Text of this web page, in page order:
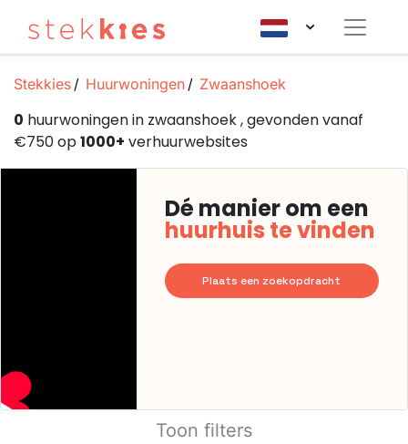
Stekkies Huurwoningen Zwaanshoek
0 huurwoningen in zwaanshoek , gevonden vanaf
€750 op1000+ verhuurwebsites
Dé manier om een
huurhuis te vinden
Plaats een zoekopdracht
Toon filters